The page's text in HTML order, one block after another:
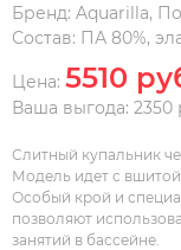
Бренд: Aquarilla,
Состав: ПА 80%,
Цена: 5510
Ваша выгода: 2350
Слитный купальник
Модель идет с
Особый крой и
позволяют
занятий в бассейне.